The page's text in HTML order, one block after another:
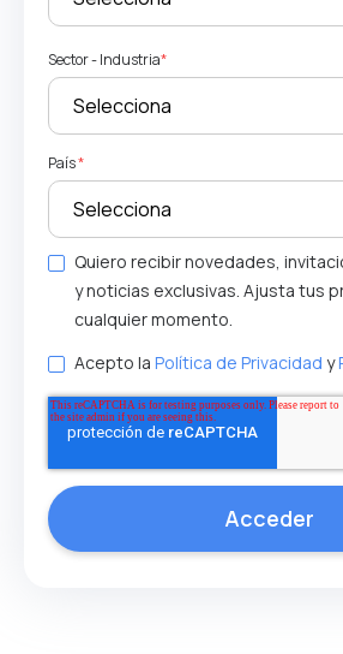
Sector - Industria*
País*
Quiero recibir novedades,
y noticias exclusivas. Ajusta tus
cualquier momento.
Acepto la Política de Privacidad y